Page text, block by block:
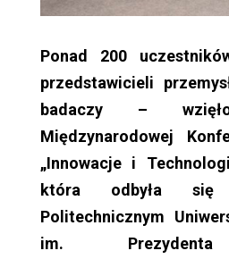
Ponad 200
przedstawicieli
badaczy –
Międzynarodowej
„Innowacje i
która odbyła się
Politechnicznym
im. Prezydenta